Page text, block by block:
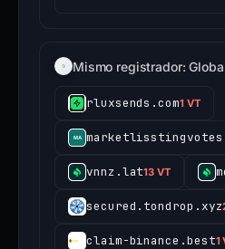
Mismo registrador:
rluxsends.com1 VT
vnnz.lat13 VT
secured.tondrop.xyz
claim-binance.best1